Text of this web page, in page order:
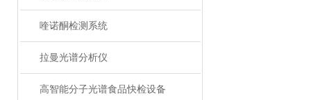
喹诺酮检测系统
拉曼光谱分析仪
高智能分子光谱食品快检设备